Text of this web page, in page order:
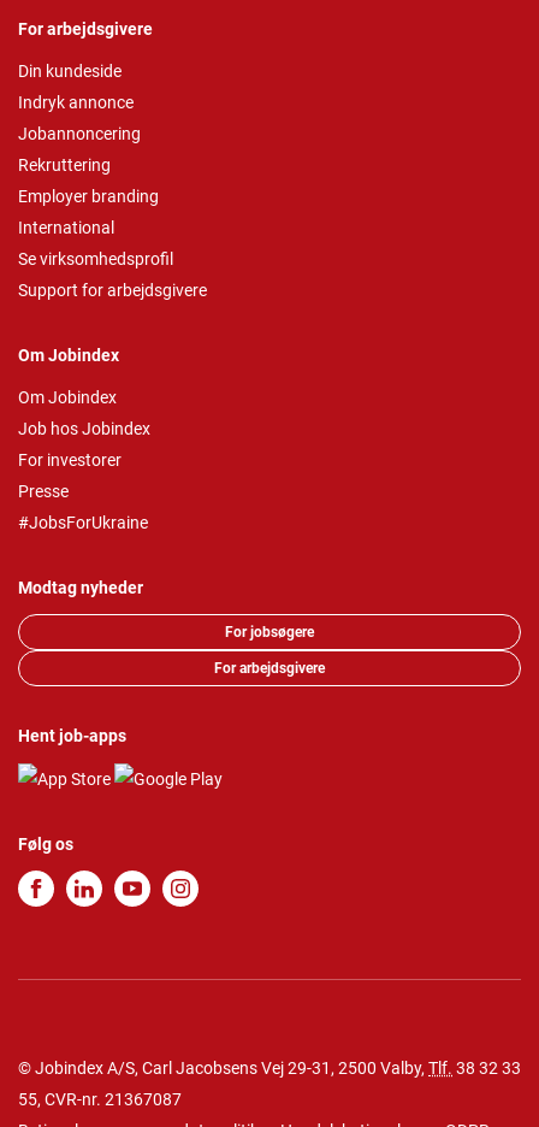
For arbejdsgivere
Din kundeside
Indryk annonce
Jobannoncering
Rekruttering
Employer branding
International
Se virksomhedsprofil
Support for arbejdsgivere
Om Jobindex
Om Jobindex
Job hos Jobindex
For investorer
Presse
#JobsForUkraine
Modtag nyheder
For jobsøgere
For arbejdsgivere
Hent job-apps
Følg os
© Jobindex A/S, Carl Jacobsens Vej 29-31, 2500 Valby, Tlf. 38 32 33
55, CVR-nr. 21367087